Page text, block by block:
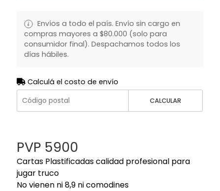
Envíos a todo el país. Envío sin cargo en
compras mayores a $80.000 (solo para
consumidor final). Despachamos todos los
días hábiles.
Calculá el costo de envío
CALCULAR
PVP 5900
Cartas Plastificadas calidad profesional para
jugar truco
No vienen ni 8,9 ni comodines